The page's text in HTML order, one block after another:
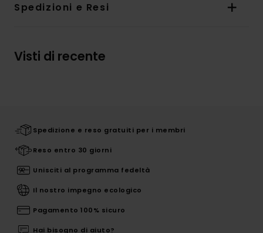
Spedizioni e Resi
Visti di recente
Spedizione e reso gratuiti per i membri
Reso entro 30 giorni
Unisciti al programma fedeltà
Il nostro impegno ecologico
Pagamento 100% sicuro
Hai bisogno di aiuto?